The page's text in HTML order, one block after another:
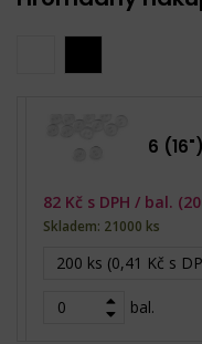
6
200 ks (0,41 Kč s
bal.
82 Kč s DPH / bal.
Skladem: 21000 ks